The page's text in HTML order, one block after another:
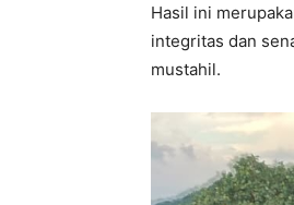
Hasil ini
integritas dan
mustahil.